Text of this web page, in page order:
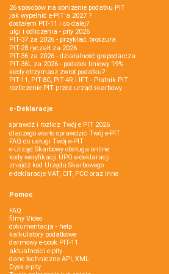
26 sposobów na obniżenie podatku PIT
jak wypełnić e-PIT'a 2027 ?
dostałem PIT-11 i co dalej?
ulgi i odliczenia - pity 2026
PIT-37 za 2026 - przykład, broszura
PIT-28 ryczałt za 2026
PIT-36 za 2026 - działalność gospodarcza
PIT-36L za 2026 - podatek liniowy 19%
kiedy otrzymasz zwrot podatku?
PIT-11, PIT-8C, PIT-4R i IFT - Płatnik PIT
rozliczenie PIT przez urząd skarbowy
e-Deklaracje
sprawdź i rozlicz Twój e PIT 2026
dlaczego warto sprawdzić Twój e-PIT
FAQ do usługi Twój e-PIT
e-Urząd Skarbowy obsługa online
kody weryfikacji UPO e-deklaracji
znajdź kod Urzędu Skarbowego
e-deklaracje VAT, CIT, PCC oraz inne
Pomoc
FAQ
filmy Video
dokumentacja - help
kalkulatory podatkowe
darmowy e-book PIT-11
aktualności e-pity
dane techniczne API, XML
Dysk e-pity